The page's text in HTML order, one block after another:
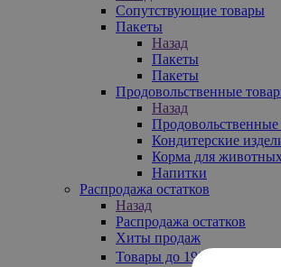
Сопутствующие товары
Пакеты
Назад
Пакеты
Пакеты
Продовольственные
Назад
Продовольственные
Кондитерские
Корма для животных
Напитки
Распродажа остатков
Назад
Распродажа остатков
Хиты продаж
Товары до 199₽